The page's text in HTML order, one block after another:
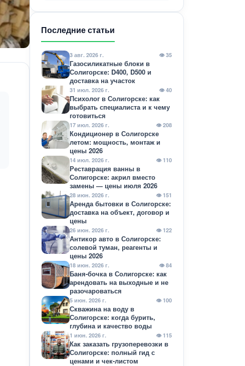
Последние статьи
3 авг. 2026 г. 👁 35
Газосиликатные блоки в
Солигорске: D400, D500 и
доставка на участок
31 июл. 2026 г. 👁 40
Психолог в Солигорске: как
выбрать специалиста и к чему
готовиться
17 июл. 2026 г. 👁 208
Кондиционер в Солигорске
летом: мощность, монтаж и
цены 2026
14 июл. 2026 г. 👁 110
Реставрация ванны в
Солигорске: акрил вместо
замены — цены июля 2026
28 июн. 2026 г. 👁 151
Аренда бытовки в Солигорске:
доставка на объект, договор и
цены
26 июн. 2026 г. 👁 122
Антикор авто в Солигорске:
солевой туман, реагенты и
цены 2026
18 июн. 2026 г. 👁 84
Баня-бочка в Солигорске: как
арендовать на выходные и не
разочароваться
5 июн. 2026 г. 👁 100
Скважина на воду в
Солигорске: когда бурить,
глубина и качество воды
1 июн. 2026 г. 👁 115
Как заказать грузоперевозки в
Солигорске: полный гид с
ценами и чек-листом